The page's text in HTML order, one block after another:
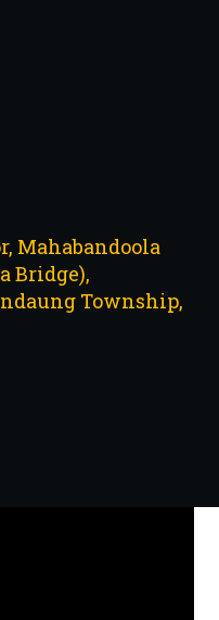
Mahabandoola
Bridge),
Township,